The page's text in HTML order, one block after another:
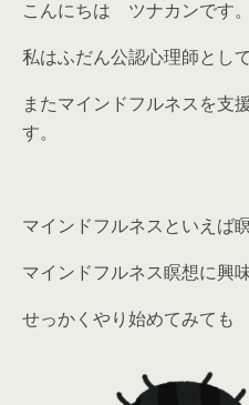
こんにちは ツナカンです。
私はふだん公認心理師とし
またマインドフルネスを支
す。
マインドフルネスといえば
マインドフルネス瞑想に興
せっかくやり始めてみても